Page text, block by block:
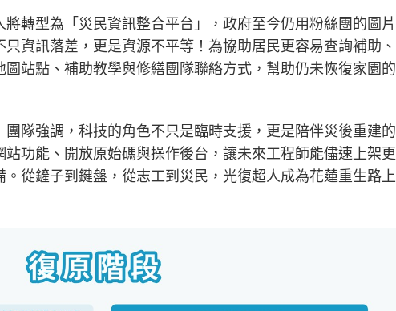
轉型為「災民資訊整合平台」，政府至今仍用粉絲團的圖片
資訊落差，更是資源不平等！為協助居民更容易查詢補助、
站點、補助教學與修繕團隊聯絡方式，幫助仍未恢復家園的
團隊強調，科技的角色不只是臨時支援，更是陪伴災後重建的
功能、開放原始碼與操作後台，讓未來工程師能儘速上架更
從鏟子到鍵盤，從志工到災民，光復超人成為花蓮重生路上